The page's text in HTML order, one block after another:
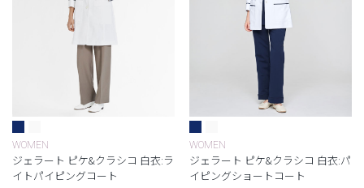
WOMEN
ジェラート ピケ&クラシコ 白衣:ラ
イトパイピングコート
WOMEN
ジェラート ピケ&クラシコ 白衣:パ
イピングショートコート